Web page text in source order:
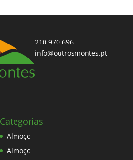
210 970 696
info@outrosmontes.pt
Categorias
Almoço
Almoço